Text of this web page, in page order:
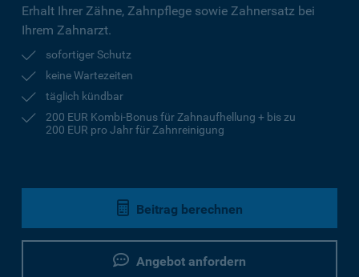
Erhalt Ihrer Zähne, Zahnpflege sowie Zahnersatz bei
Ihrem Zahnarzt.
sofortiger Schutz
keine Wartezeiten
täglich kündbar
200 EUR Kombi-Bonus für Zahnaufhellung + bis zu
200 EUR pro Jahr für Zahnreinigung
Beitrag berechnen
Angebot anfordern